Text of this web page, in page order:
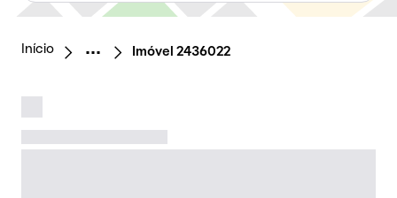
Início Imóvel 2436022